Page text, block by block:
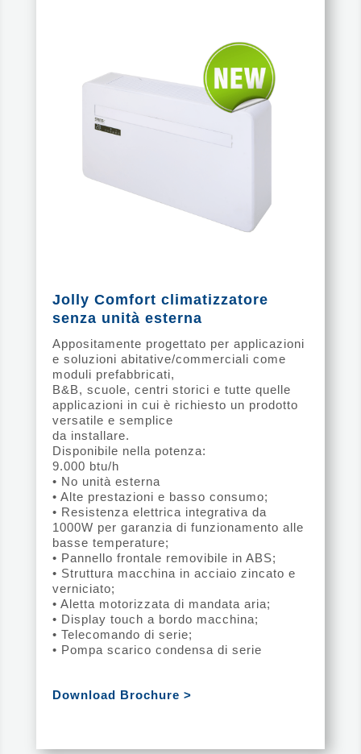
Jolly Comfort climatizzatore
senza unità esterna
Appositamente progettato per applicazioni
e soluzioni abitative/commerciali come
moduli prefabbricati,
B&B, scuole, centri storici e tutte quelle
applicazioni in cui è richiesto un prodotto
versatile e semplice
da installare.
Disponibile nella potenza:
9.000 btu/h
• No unità esterna
• Alte prestazioni e basso consumo;
• Resistenza elettrica integrativa da
1000W per garanzia di funzionamento alle
basse temperature;
• Pannello frontale removibile in ABS;
• Struttura macchina in acciaio zincato e
verniciato;
• Aletta motorizzata di mandata aria;
• Display touch a bordo macchina;
• Telecomando di serie;
• Pompa scarico condensa di serie
Download Brochure >